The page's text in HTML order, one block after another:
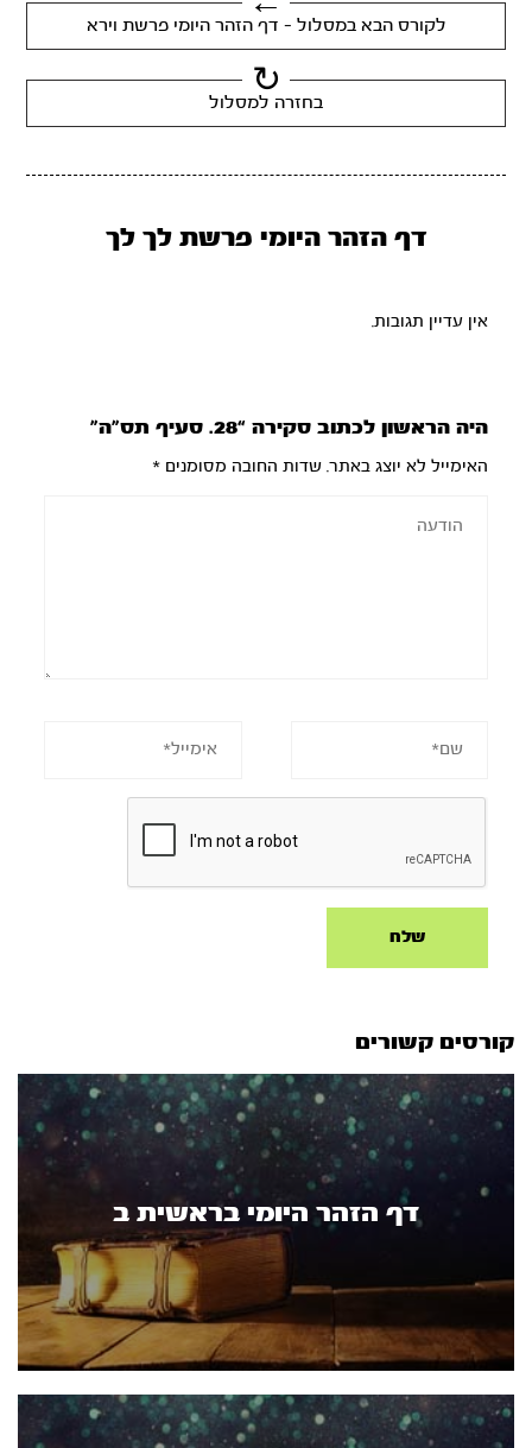
לקורס הבא במסלול - דף הזהר היומי פרשת וירא
בחזרה למסלול
דף הזהר היומי פרשת לך לך
אין עדיין תגובות.
היה הראשון לכתוב סקירה “28. סעיף תס”ה”
האימייל לא יוצג באתר. שדות החובה מסומנים*
קורסים קשורים
דף הזהר היומי בראשית ב